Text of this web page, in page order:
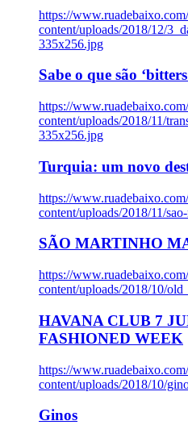
https://
content/uploads/2018/12/
335x256.jpg
Sabe o que são
https://
content/uploads/2018/11/
335x256.jpg
Turquia: um novo
https://
content/uploads/2018/11/
SÃO MARTINHO
https://
content/uploads/2018/10/
HAVANA CLUB 7
FASHIONED WEEK
https://
content/uploads/2018/10/
Ginos